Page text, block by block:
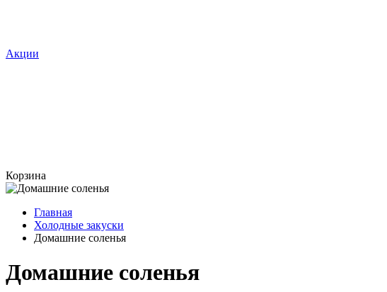
Акции
Корзина
Главная
Холодные закуски
Домашние соленья
Домашние соленья